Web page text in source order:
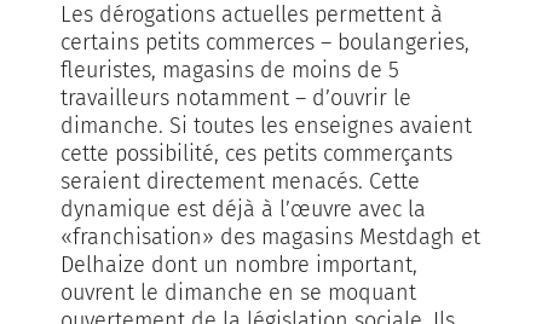
Les dérogations actuelles permettent à
certains petits commerces – boulangeries,
fleuristes, magasins de moins de 5
travailleurs notamment – d’ouvrir le
dimanche. Si toutes les enseignes avaient
cette possibilité, ces petits commerçants
seraient directement menacés. Cette
dynamique est déjà à l’œuvre avec la
«franchisation» des magasins Mestdagh et
Delhaize dont un nombre important,
ouvrent le dimanche en se moquant